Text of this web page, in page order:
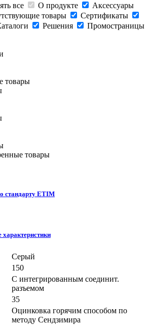
все
О продукте
Аксессуары
товары
Сертификаты
Решения Промостраницы
товары
товары
стандарту ETIM
характеристики
Серый
150
С интегрированным соединит.
разъемом
35
Оцинковка горячим способом по
методу Сендзимира